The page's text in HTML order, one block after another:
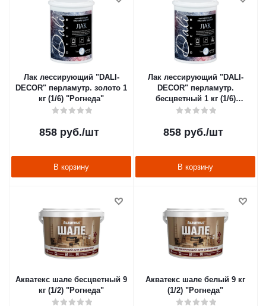
Лак лессирующий "DALI-
DECOR" перламутр. золото 1
кг (1/6) "Рогнеда"
858 руб./шт
В корзину
Лак лессирующий "DALI-
DECOR" перламутр.
бесцветный 1 кг (1/6)
"Рогнеда"
858 руб./шт
В корзину
Акватекс шале бесцветный 9
кг (1/2) "Рогнеда"
Акватекс шале белый 9 кг
(1/2) "Рогнеда"